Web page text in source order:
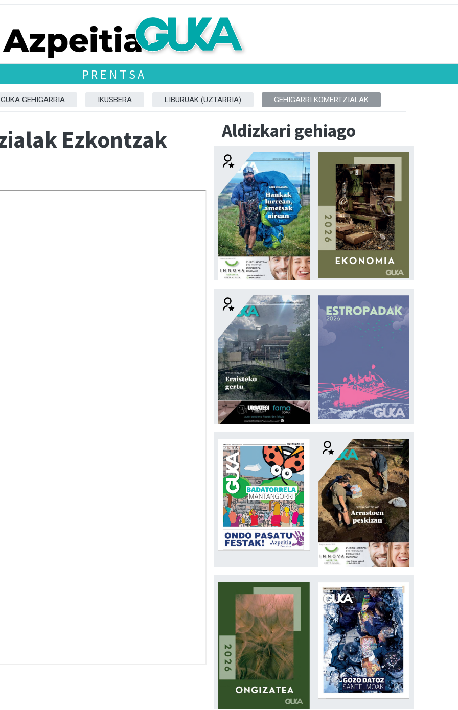
PRENTSA
GUKA GEHIGARRIA IKUSBERA LIBURUAK (UZTARRIA) GEHIGARRI KOMERTZIALAK
Ezkontzak Aldizkari gehiago